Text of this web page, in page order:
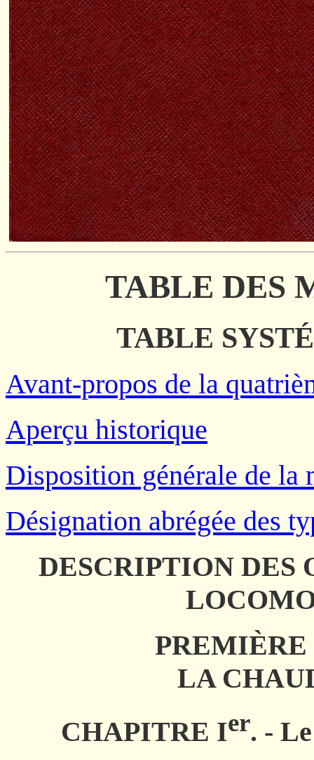
TABLE DES
TABLE
Avant-propos de la
Aperçu historique
Disposition générale de la
Désignation abrégée des
DESCRIPTION DES
PREMIÈRE
LA
CHAPITRE Ier. -